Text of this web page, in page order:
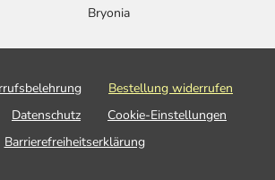
Bryonia
Bestellung widerrufen
Datenschutz
Cookie-Einstellungen
Barrierefreiheitserklärung